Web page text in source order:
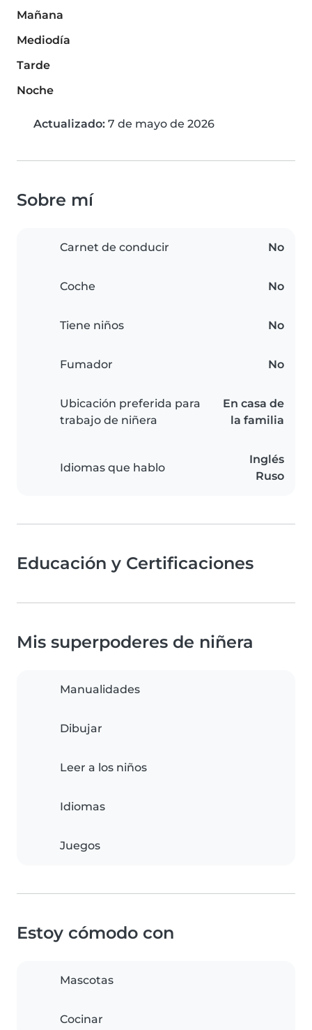
Mañana
Mediodía
Tarde
Noche
Actualizado: 7 de mayo de 2026
Sobre mí
Carnet de conducir No
Coche No
Tiene niños No
Fumador No
Ubicación preferida para
trabajo de niñera
En casa de
la familia
Idiomas que hablo
Inglés
Ruso
Educación y Certificaciones
Mis superpoderes de niñera
Manualidades
Dibujar
Leer a los niños
Idiomas
Juegos
Estoy cómodo con
Mascotas
Cocinar